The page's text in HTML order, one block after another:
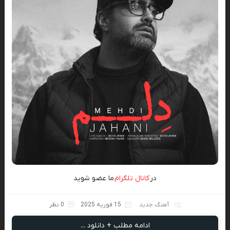
درکانال تلگرامما عضو شوید
آهنگ جدید 15 فوریه 2025 0 نظر
ادامه مطلب + دانلود ...